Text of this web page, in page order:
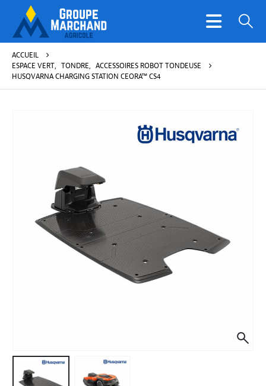
ACCUEIL
ESPACE VERT, TONDRE, ACCESSOIRES ROBOT TONDEUSE
HUSQVARNA CHARGING STATION CEORA™ CS4